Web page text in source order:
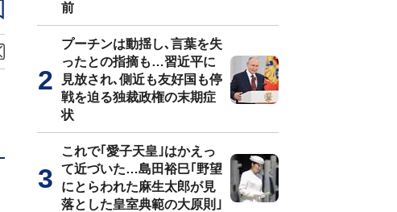
前
プーチンは動揺し､言葉を失
ったとの指摘も…習近平に
見放され､側近も友好国も停
戦を迫る独裁政権の末期症
状
これで｢愛子天皇｣はかえっ
て近づいた…島田裕巳｢野望
にとらわれた麻生太郎が見
落とした皇室典範の大原則｣